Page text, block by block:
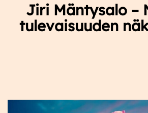
Jiri Mäntysalo –
tulevaisuuden